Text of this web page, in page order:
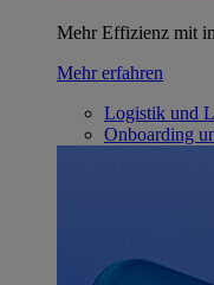
Mehr Effizienz mit
Mehr erfahren
Logistik und
Onboarding